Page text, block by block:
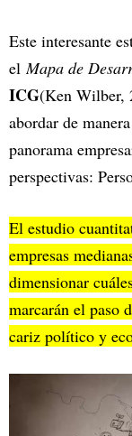
Este interesante
elMapa de
ICG(Ken Wilber,
abordar de
panorama
perspectivas:
El estudio
empresas
dimensionar
marcarán el paso
cariz político y